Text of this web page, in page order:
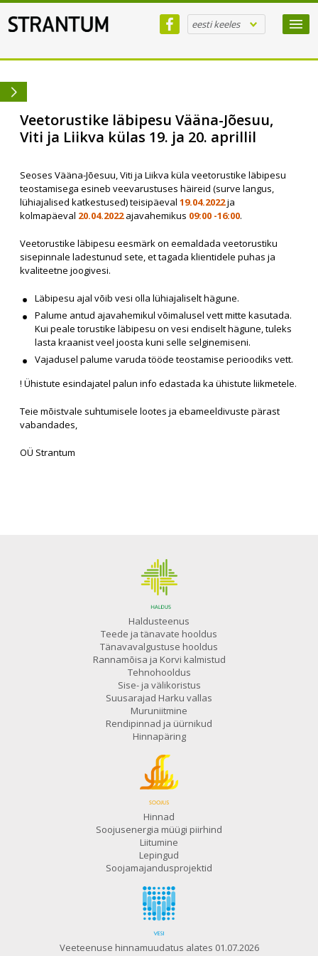
eesti keeles
Veetorustike läbipesu Vääna-Jõesuu,
Viti ja Liikva külas 19. ja 20. aprillil
Seoses Vääna-Jõesuu, Viti ja Liikva küla veetorustike läbipesu
teostamisega esineb veevarustuses häireid (surve langus,
lühiajalised katkestused) teisipäeval 19.04.2022ja
kolmapäeval 20.04.2022ajavahemikus 09:00 -16:00.
Veetorustike läbipesu eesmärk on eemaldada veetorustiku
sisepinnale ladestunud sete, et tagada klientidele puhas ja
kvaliteetne joogivesi.
Läbipesu ajal võib vesi olla lühiajaliselt hägune.
Palume antud ajavahemikul võimalusel vett mitte kasutada.
Kui peale torustike läbipesu on vesi endiselt hägune, tuleks
lasta kraanist veel joosta kuni selle selginemiseni.
Vajadusel palume varuda tööde teostamise perioodiks vett.
! Ühistute esindajatel palun info edastada ka ühistute liikmetele.
Teie mõistvale suhtumisele lootes ja ebameeldivuste pärast
vabandades,
OÜ Strantum
Haldusteenus
Teede ja tänavate hooldus
Tänavavalgustuse hooldus
Rannamõisa ja Korvi kalmistud
Tehnohooldus
Sise- ja välikoristus
Suusarajad Harku vallas
Muruniitmine
Rendipinnad ja üürnikud
Hinnapäring
Hinnad
Soojusenergia müügi piirhind
Liitumine
Lepingud
Soojamajandusprojektid
Veeteenuse hinnamuudatus alates 01.07.2026